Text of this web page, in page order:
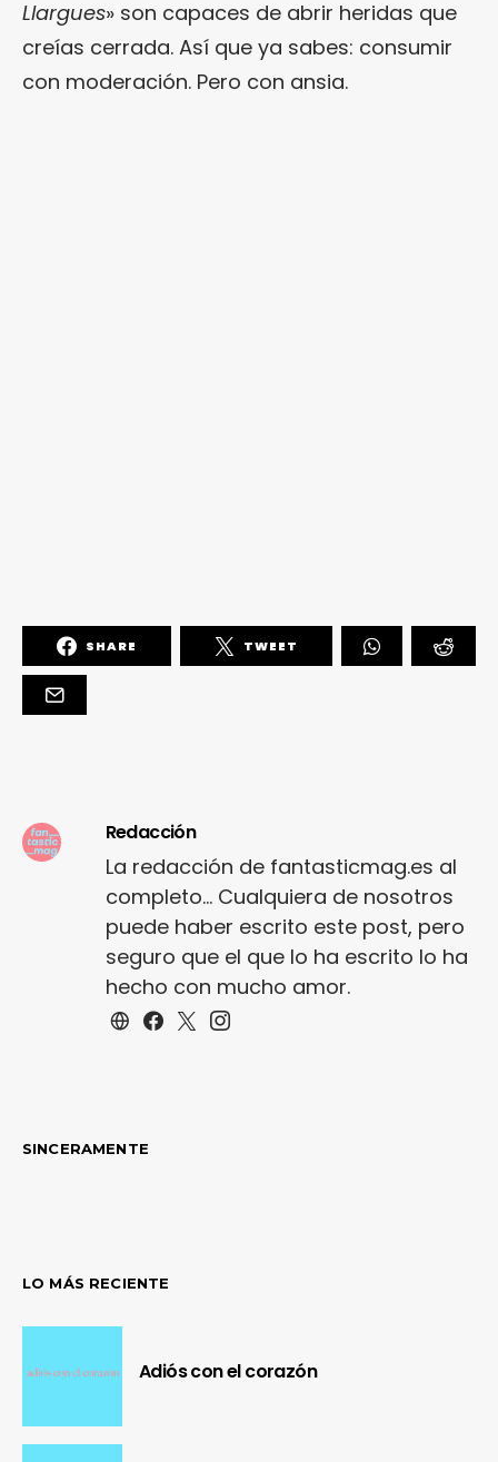
Llargues» son capaces de abrir heridas que
creías cerrada. Así que ya sabes: consumir
con moderación. Pero con ansia.
SHARE TWEET
Redacción
La redacción de fantasticmag.es al
completo... Cualquiera de nosotros
puede haber escrito este post, pero
seguro que el que lo ha escrito lo ha
hecho con mucho amor.
SINCERAMENTE
LO MÁS RECIENTE
Adiós con el corazón